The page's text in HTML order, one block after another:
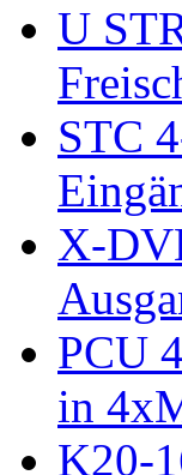
U
STC
X-
PCU
in
K20-